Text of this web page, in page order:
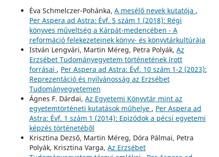
Éva Schmelczer-Pohánka, A mesélő nevek kutatója ,
Per Aspera ad Astra: Évf. 5 szám 1 (2018): Régi
könyves műveltség a Kárpát-medencében - A
reformáció felekezeteinek könyv- és könyvtárkultúrája
István Lengvári, Martin Méreg, Petra Polyák, Az
Erzsébet Tudományegyetem történetének írott
forrásai , Per Aspera ad Astra: Évf. 10 szám 1-2 (2023):
Reprezentáció és nyilvánosság az Erzsébet
Tudományegyetemen
Ágnes F. Dárdai, Az Egyetemi Könyvtár mint az
egyetemtörténeti kutatások műhelye , Per Aspera ad
Astra: Évf. 1 szám 1 (2014): Epizódok a pécsi egyetemi
képzés történetéből
Krisztina Dezső, Martin Méreg, Dóra Pálmai, Petra
Polyák, Krisztina Varga, Az Erzsébet